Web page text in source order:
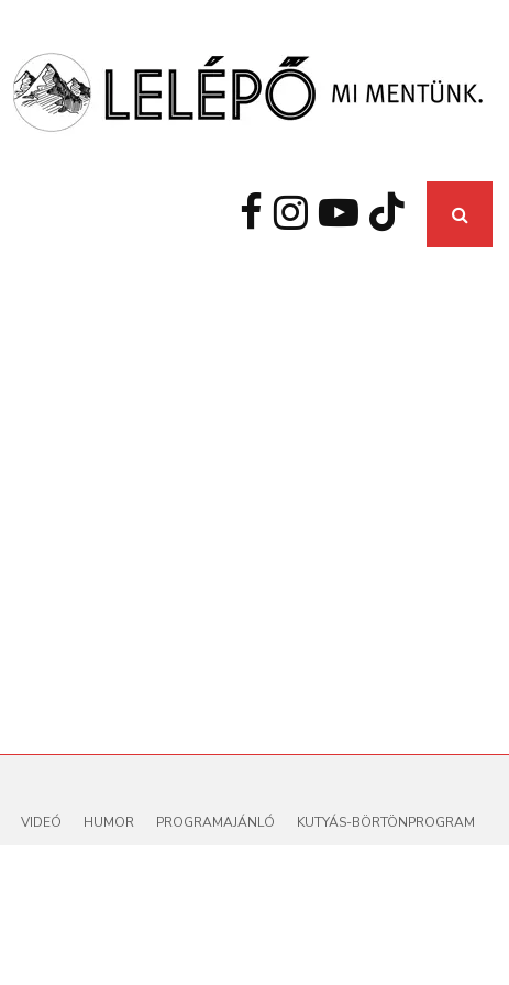
VIDEÓ HUMOR PROGRAMAJÁNLÓ KUTYÁS-BÖRTÖNPROGRAM